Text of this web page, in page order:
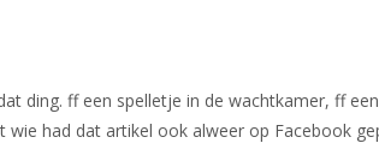
ding. ff een spelletje in de wachtkamer, ff
had dat artikel ook alweer op Facebook